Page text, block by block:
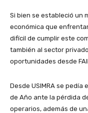
Si bien se estableció un
económica que
difícil de cumplir este
también al sector
oportunidades desde
Desde USIMRA se pedía
de Año ante la pérdida
operarios, además de